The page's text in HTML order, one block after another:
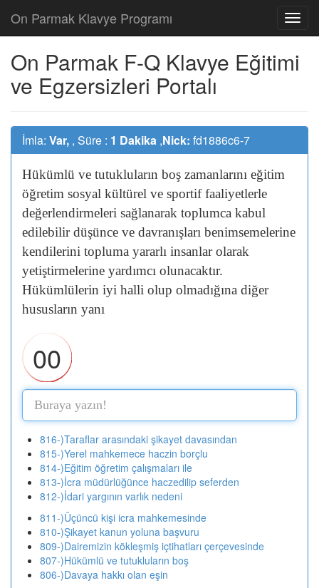
On Parmak Klavye Programı
On Parmak F-Q Klavye Eğitimi
ve Egzersizleri Portalı
İmla: Var, , Süre : 1 Dakika ,Nick: fd1886c6-7
Hükümlü ve tutukluların boş zamanlarını eğitim
öğretim sosyal kültürel ve sportiffaaliyetlerle
değerlendirmeleri sağlanarak toplumca kabul
edilebilirdüşünce ve davranışları benimsemelerine
kendilerini topluma yararlı insanlarolarak
yetiştirmelerine yardımcı olunacaktır.
Hükümlülerin iyi halli olup olmadığına diğer
hususların yanı
00
816-)Taraflar arasındaki şikayet davasından
815-)Yerel mahkemece haczin borçlu
814-)Eğitim öğretim çalışmaları ile
813-)İcra müdürlüğünce haczedilip seferden
812-)İdari yargının varlık nedeni
811-)Üçüncü kişi icra mahkemesinde
810-)Şikayet kanun yoluna başvuru
809-)Dairemizin kökleşmiş içtihatları çerçevesinde
807-)Hükümlü ve tutukluların boş
806-)Davaya hakkı olan eşin